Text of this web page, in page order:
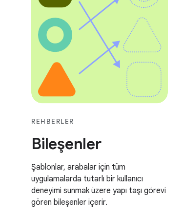
REHBERLER
Bileşenler
Şablonlar, arabalar için tüm
uygulamalarda tutarlı bir kullanıcı
deneyimi sunmak üzere yapı taşı görevi
gören bileşenler içerir.